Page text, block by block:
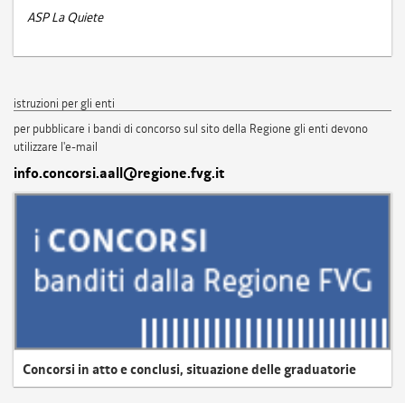
ASP La Quiete
istruzioni per gli enti
per pubblicare i bandi di concorso sul sito della Regione gli enti devono
utilizzare l'e-mail
info.concorsi.aall@regione.fvg.it
Concorsi in atto e conclusi, situazione delle graduatorie